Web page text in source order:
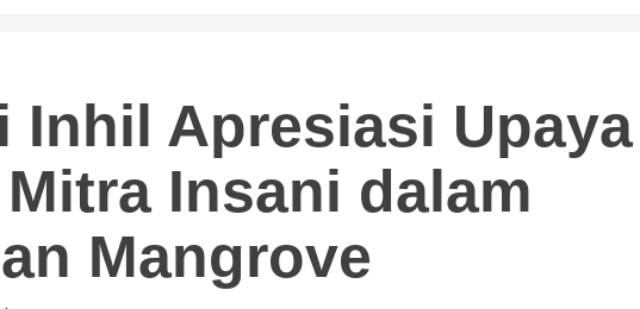
Inhil Apresiasi Upaya
Insani dalam
Mangrove